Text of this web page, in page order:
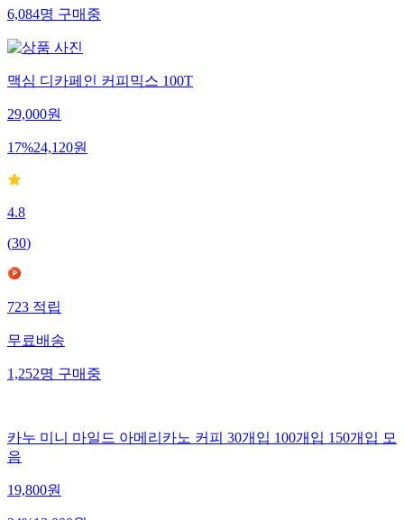
6,084명구매중
맥심 디카페인 커피믹스 100T
29,000원
17%24,120원
4.8
(30)
723적립
무료배송
1,252명구매중
카누 미니 마일드 아메리카노 커피 30개입 100개입 150개입 모
음
19,800원